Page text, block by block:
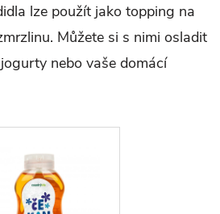
lze použít jako topping na
Můžete si s nimi osladit
nebo vaše domácí